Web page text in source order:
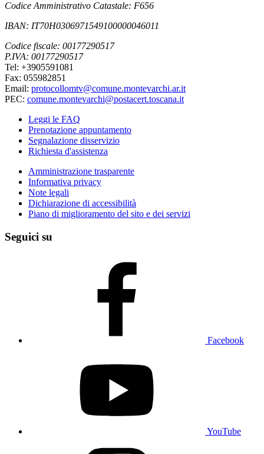
Codice Amministrativo Catastale: F656
IBAN: IT70H0306971549100000046011
Codice fiscale: 00177290517
P.IVA: 00177290517
Tel: +3905591081
Fax: 055982851
Email: protocollomtv@comune.montevarchi.ar.it
PEC: comune.montevarchi@postacert.toscana.it
Leggi le FAQ
Prenotazione appuntamento
Segnalazione disservizio
Richiesta d'assistenza
Amministrazione trasparente
Informativa privacy
Note legali
Dichiarazione di accessibilità
Piano di miglioramento del sito e dei servizi
Seguici su
Facebook
YouTube